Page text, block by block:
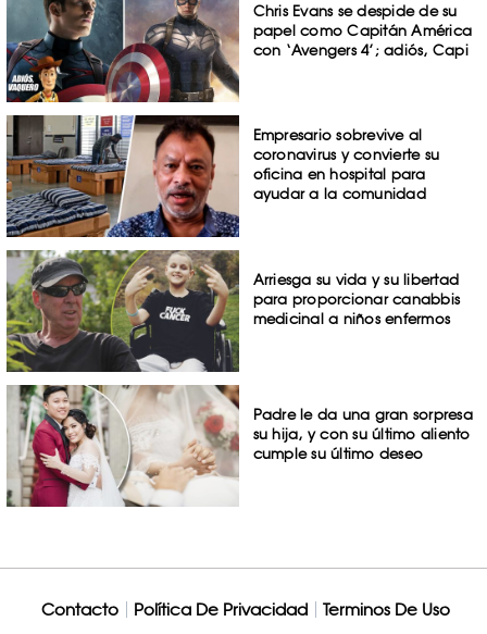
Chris Evans se despide de su
papel como Capitán América
con ‘Avengers 4’; adiós, Capi
Empresario sobrevive al
coronavirus y convierte su
oficina en hospital para
ayudar a la comunidad
Arriesga su vida y su libertad
para proporcionar canabbis
medicinal a niños enfermos
Padre le da una gran sorpresa
su hija, y con su último aliento
cumple su último deseo
Contacto Política De Privacidad Terminos De Uso